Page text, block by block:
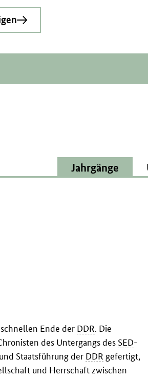
Jahrgänge
Ende der DDR. Die
des Untergangs des SED-
Staatsführung der DDR gefertigt,
und Herrschaft zwischen